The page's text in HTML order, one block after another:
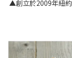
▲創立於2009年紐